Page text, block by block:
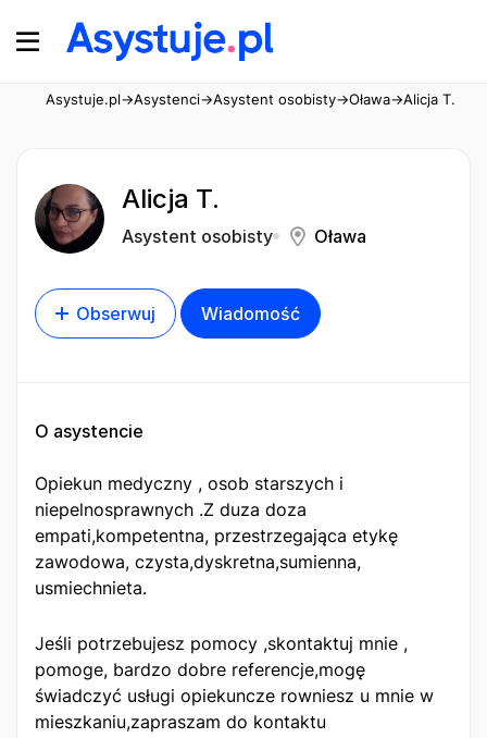
Asystuje.pl→Asystenci→Asystent osobisty→Oława→Alicja T.
Alicja T.
Asystent osobisty Oława
Obserwuj Wiadomość
O asystencie
Opiekun medyczny , osob starszych i
niepelnosprawnych .Z duza doza
empati,kompetentna, przestrzegająca etykę
zawodowa, czysta,dyskretna,sumienna,
usmiechnieta.
Jeśli potrzebujesz pomocy ,skontaktuj mnie ,
pomoge, bardzo dobre referencje,mogę
świadczyć usługi opiekuncze rowniesz u mnie w
mieszkaniu,zapraszam do kontaktu